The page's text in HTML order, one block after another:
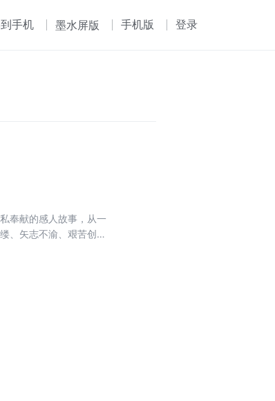
手机 墨水屏版 手机版 登录
奉献的感人故事，从一
、矢志不渝、艰苦创